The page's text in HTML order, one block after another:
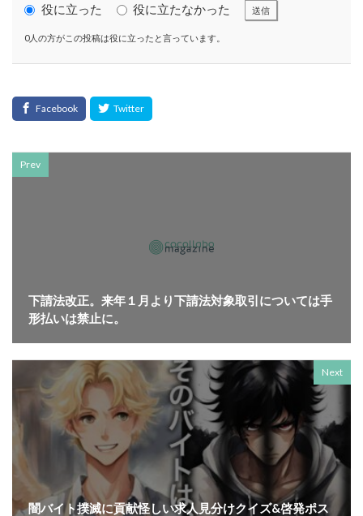
役に立った
役に立たなかった 送信
0人の方がこの投稿は役に立ったと言っています。
Prev
下請法改正。来年１月より下請法対象取引については手
形払いは禁止に。
Next
闇バイト撲滅に貢献怪しい求人見分けクイズ&啓発ポス
SDGs 入門 セミナー
SDGs 入門 セミナー 無料
SDGs3.4
SDGsウォッシュ
SDGｓオンラインセミナー
SDGsコンサルティング
SDGsセミナーオンライン無料
SR調達
SSBJ
SSL/TLSサーバー証明書
SUSレポ
TAITRA TAKUROMAN
TALKの原則
TCFD
tvk UDホテル UVカット
WFP
Win10
win10サポート終了
Windows10サポート終了
withコロナ WLB
Xi
Xiプロジェクト
YOKOHAMA RePLASTIC
YOKOHAMA RePLASTIC フォーラム 2023
Z世代
アート